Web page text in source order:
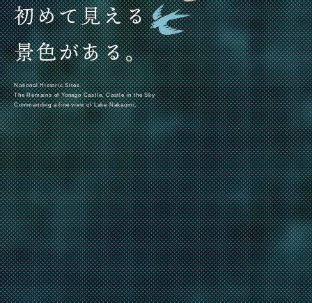
初めて見える
景色がある。
National Historic Sites
The Remains of Yonago Castle, Castle in the Sky
Commanding a fine view of Lake Nakaumi.